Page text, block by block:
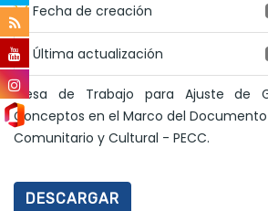
Fecha de creación
Última actualización
Mesa de Trabajo para Ajuste de
Conceptos en el Marco del
Comunitario y Cultural - PECC.
DESCARGAR